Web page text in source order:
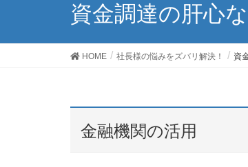
資金調達の肝心
HOME 社長様の悩みをズバリ解決！ 資
金融機関の活用